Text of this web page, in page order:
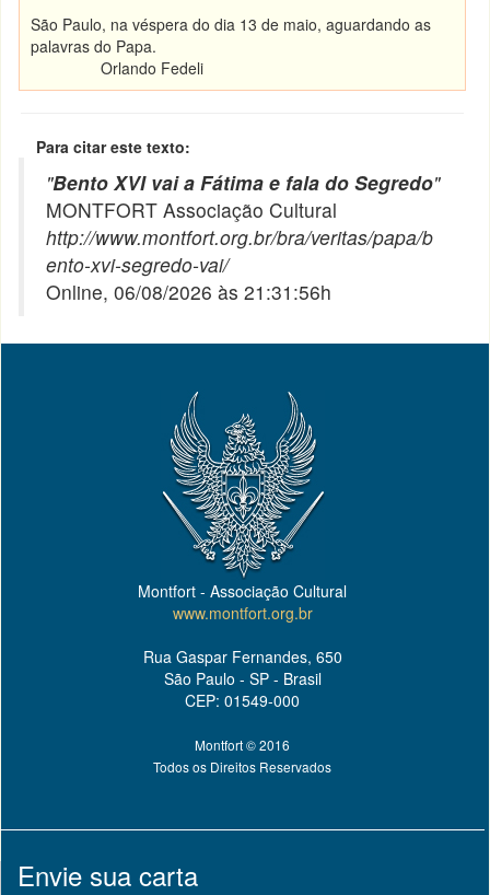
São Paulo, na véspera do dia 13 de maio, aguardando as
palavras do Papa.
Orlando Fedeli
Para citar este texto:
"Bento XVI vai a Fátima e fala do Segredo"
MONTFORT Associação Cultural
http://www.montfort.org.br/bra/veritas/papa/b
ento-xvi-segredo-vai/
Online, 06/08/2026 às 21:31:56h
Montfort - Associação Cultural
www.montfort.org.br
Rua Gaspar Fernandes, 650
São Paulo - SP - Brasil
CEP: 01549-000
Montfort © 2016
Todos os Direitos Reservados
Envie sua carta